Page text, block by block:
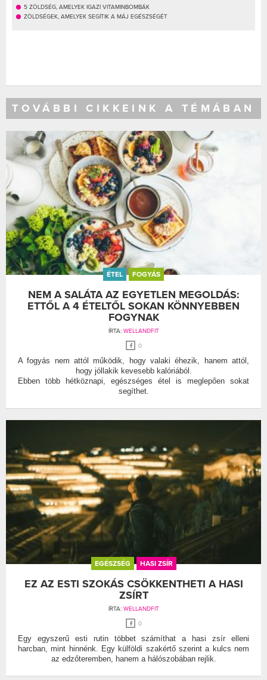
5 ZÖLDSÉG, AMELYEK IGAZI VITAMINBOMBÁK
ZÖLDSÉGEK, AMELYEK SEGÍTIK A MÁJ EGÉSZSÉGÉT
TOVÁBBI CIKKEINK A TÉMÁBAN
ÉTEL FOGYÁS
NEM A SALÁTA AZ EGYETLEN MEGOLDÁS:
ETTŐL A 4 ÉTELTŐL SOKAN KÖNNYEBBEN
FOGYNAK
ÍRTA: WELLANDFIT
0
A fogyás nem attól működik, hogy valaki éhezik, hanem attól,
hogy jóllakik kevesebb kalóriából.
Ebben több hétköznapi, egészséges étel is meglepően sokat
segíthet.
EGÉSZSÉG HASI ZSÍR
EZ AZ ESTI SZOKÁS CSÖKKENTHETI A HASI
ZSÍRT
ÍRTA: WELLANDFIT
0
Egy egyszerű esti rutin többet számíthat a hasi zsír elleni
harcban, mint hinnénk. Egy külföldi szakértő szerint a kulcs nem
az edzőteremben, hanem a hálószobában rejlik.